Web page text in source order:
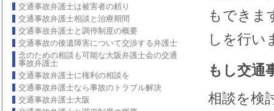
交通事故弁護士は被害者の頼り
交通事故弁護士相談と治療期間
交通事故弁護士と調停制度の概要
交通事故の後遺障害について交渉する弁護士
念のための相談も可能な大阪弁護士会の交通
事故弁護士
交通事故弁護士に権利の相談を
交通事故弁護士なら事故のトラブル解決
交通事故弁護士大阪
もできま
しを行い
もし交通
相談を検